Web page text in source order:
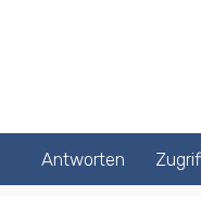
Antworten